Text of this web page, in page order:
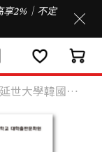
享2%｜不定
語課本4（附MP3光碟一片）